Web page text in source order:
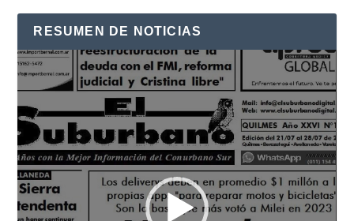
RESUMEN DE NOTICIAS
Reproductor
de
vídeo